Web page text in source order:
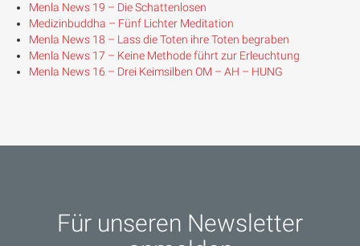
Menla News 19 – Die Schattenlosen
Medizinbuddha – Fünf Lichter Meditation
Menla News 18 – Lass die Toten ihre Toten begraben
Menla News 17 – Keine Methode führt zur Erleuchtung
Menla News 16 – Drei Keimsilben OM – AH – HUNG
Für unseren Newsletter